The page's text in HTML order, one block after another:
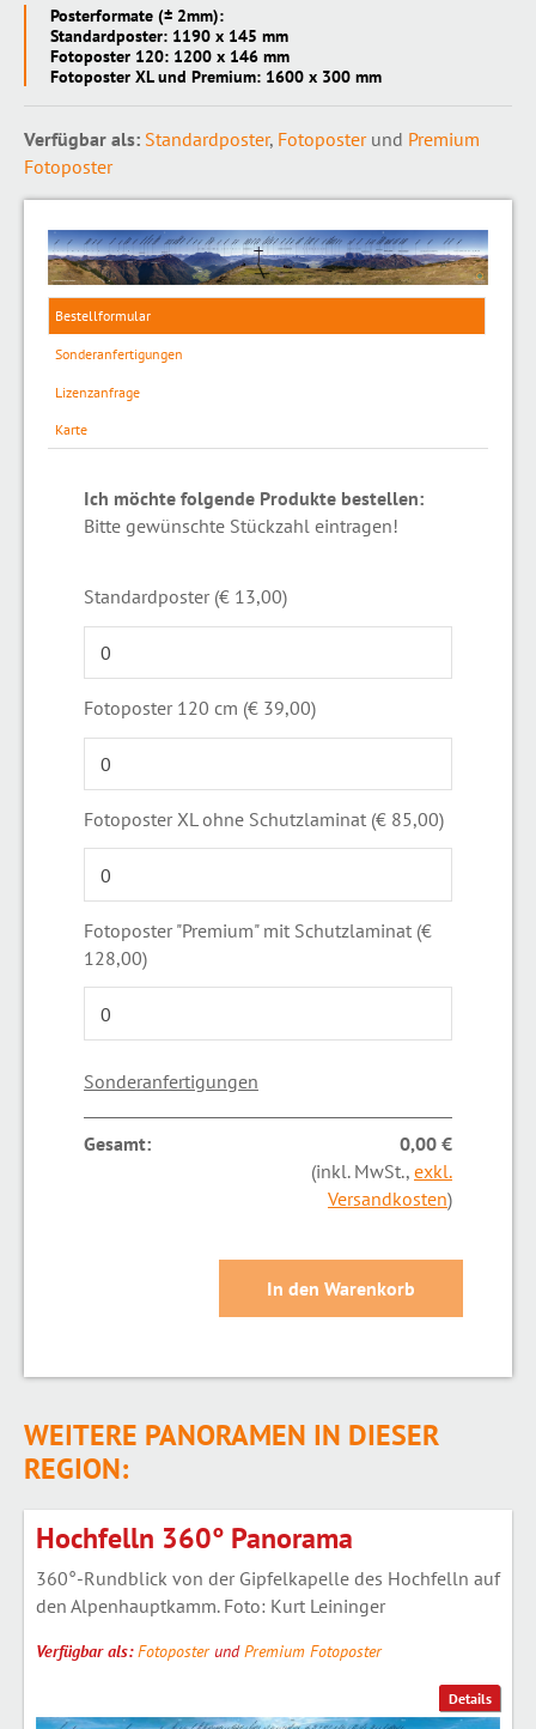
Posterformate (± 2mm):
Standardposter: 1190 x 145 mm
Fotoposter 120: 1200 x 146 mm
Fotoposter XL und Premium: 1600 x 300 mm
Verfügbar als: Standardposter, Fotoposterund Premium
Fotoposter
Bestellformular
Sonderanfertigungen
Lizenzanfrage
Karte
Ich möchte folgende Produkte bestellen:
Bitte gewünschte Stückzahl eintragen!
Standardposter (€ 13,00)
Fotoposter 120 cm (€ 39,00)
Fotoposter XL ohne Schutzlaminat (€ 85,00)
Fotoposter "Premium" mit Schutzlaminat (€
128,00)
Sonderanfertigungen
Gesamt:
0,00 €
(inkl. MwSt., exkl.
Versandkosten)
WEITERE PANORAMEN IN DIESER
REGION:
Details
Hochfelln 360° Panorama
360°-Rundblick von der Gipfelkapelle des Hochfelln auf
den Alpenhauptkamm. Foto: Kurt Leininger
Verfügbar als:FotoposterundPremium Fotoposter